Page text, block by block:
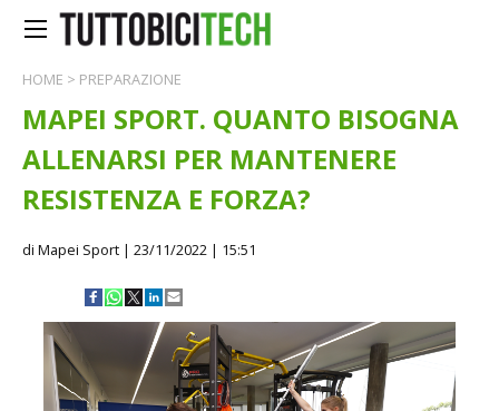
HOME > PREPARAZIONE
MAPEI SPORT. QUANTO BISOGNA
ALLENARSI PER MANTENERE
RESISTENZA E FORZA?
di Mapei Sport | 23/11/2022 | 15:51